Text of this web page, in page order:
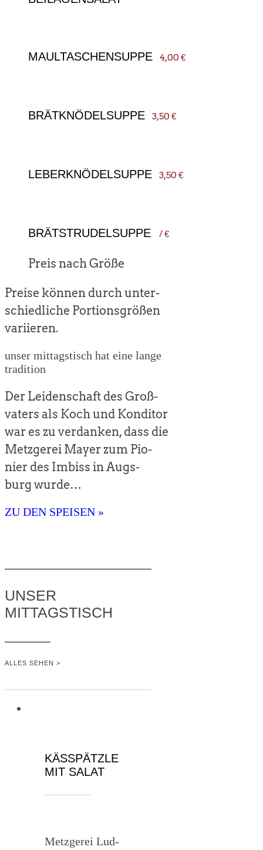
MAULTASCHENSUPPE 4,00 €
BRÄTKNÖDELSUPPE 3,50 €
LEBERKNÖDELSUPPE 3,50 €
BRÄTSTRUDELSUPPE / €
Preis nach Größe
Prei­se kön­nen durch unter­
schied­li­che Por­ti­ons­grö­ßen
variieren.
unser mit­tags­tisch hat eine lan­ge
tradition
Der Lei­den­schaft des Groß­
va­ters als Koch und Kon­di­tor
war es zu ver­dan­ken, dass die
Metz­ge­rei May­er zum Pio­
nier des Imbiss in Augs­
burg wurde…
ZU DEN SPEISEN »
UNSER
MITTAGSTISCH
ALLES SEHEN >
KÄSSPÄTZLE
MIT SALAT
Metz­ge­rei Lud­